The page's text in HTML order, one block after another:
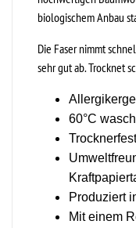
biologischem Anbau
Die Faser nimmt
sehr gut ab. Trocknet
60°C
Trocknerfest
Produziert
Mit einem